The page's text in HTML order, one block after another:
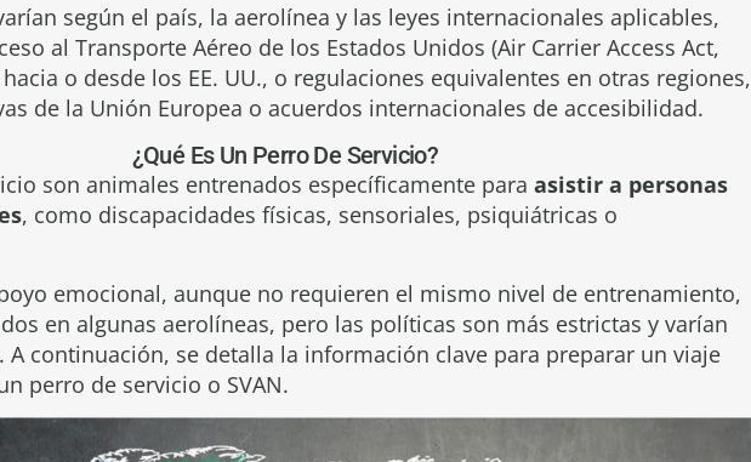
según el país, la aerolínea y las leyes internacionales aplicables,
al Transporte Aéreo de los Estados Unidos (Air Carrier Access Act,
hacia o desde los EE. UU., o regulaciones equivalentes en otras regiones,
de la Unión Europea o acuerdos internacionales de accesibilidad.
¿Qué Es Un Perro De Servicio?
son animales entrenados específicamente para asistir a personas
, como discapacidades físicas, sensoriales, psiquiátricas o
emocional, aunque no requieren el mismo nivel de entrenamiento,
en algunas aerolíneas, pero las políticas son más estrictas y varían
A continuación, se detalla la información clave para preparar un viaje
perro de servicio o SVAN.